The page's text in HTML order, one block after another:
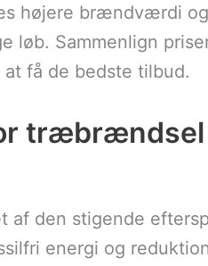
højere brændværdi
løb. Sammenlign
få de bedste tilbud.
træbrændsel
den stigende
energi og